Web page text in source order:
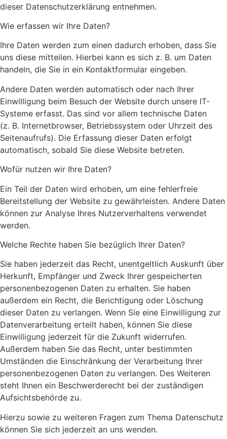
dieser Datenschutzerklärung entnehmen.
Wie erfassen wir Ihre Daten?
Ihre Daten werden zum einen dadurch erhoben, dass Sie
uns diese mitteilen. Hierbei kann es sich z. B. um Daten
handeln, die Sie in ein Kontaktformular eingeben.
Andere Daten werden automatisch oder nach Ihrer
Einwilligung beim Besuch der Website durch unsere IT-
Systeme erfasst. Das sind vor allem technische Daten
(z. B. Internetbrowser, Betriebssystem oder Uhrzeit des
Seitenaufrufs). Die Erfassung dieser Daten erfolgt
automatisch, sobald Sie diese Website betreten.
Wofür nutzen wir Ihre Daten?
Ein Teil der Daten wird erhoben, um eine fehlerfreie
Bereitstellung der Website zu gewährleisten. Andere Daten
können zur Analyse Ihres Nutzerverhaltens verwendet
werden.
Welche Rechte haben Sie bezüglich Ihrer Daten?
Sie haben jederzeit das Recht, unentgeltlich Auskunft über
Herkunft, Empfänger und Zweck Ihrer gespeicherten
personenbezogenen Daten zu erhalten. Sie haben
außerdem ein Recht, die Berichtigung oder Löschung
dieser Daten zu verlangen. Wenn Sie eine Einwilligung zur
Datenverarbeitung erteilt haben, können Sie diese
Einwilligung jederzeit für die Zukunft widerrufen.
Außerdem haben Sie das Recht, unter bestimmten
Umständen die Einschränkung der Verarbeitung Ihrer
personenbezogenen Daten zu verlangen. Des Weiteren
steht Ihnen ein Beschwerderecht bei der zuständigen
Aufsichtsbehörde zu.
Hierzu sowie zu weiteren Fragen zum Thema Datenschutz
können Sie sich jederzeit an uns wenden.